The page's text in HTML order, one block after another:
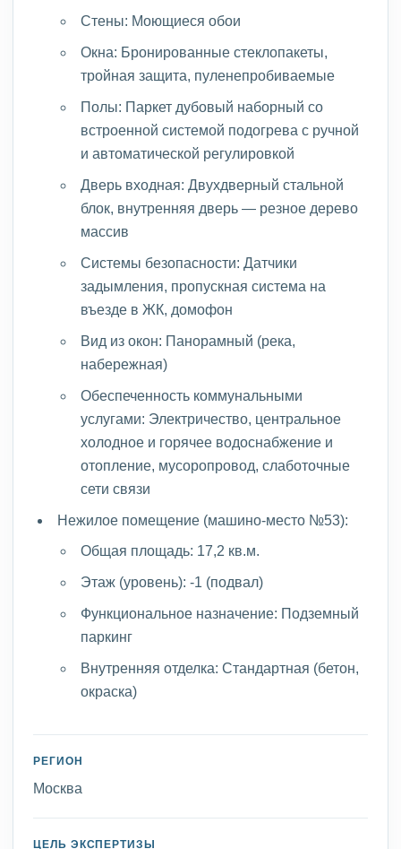
Стены: Моющиеся обои
Окна: Бронированные стеклопакеты,
тройная защита, пуленепробиваемые
Полы: Паркет дубовый наборный со
встроенной системой подогрева с ручной
и автоматической регулировкой
Дверь входная: Двухдверный стальной
блок, внутренняя дверь — резное дерево
массив
Системы безопасности: Датчики
задымления, пропускная система на
въезде в ЖК, домофон
Вид из окон: Панорамный (река,
набережная)
Обеспеченность коммунальными
услугами: Электричество, центральное
холодное и горячее водоснабжение и
отопление, мусоропровод, слаботочные
сети связи
Нежилое помещение (машино-место №53):
Общая площадь: 17,2 кв.м.
Этаж (уровень): -1 (подвал)
Функциональное назначение: Подземный
паркинг
Внутренняя отделка: Стандартная (бетон,
окраска)
РЕГИОН
Москва
ЦЕЛЬ ЭКСПЕРТИЗЫ